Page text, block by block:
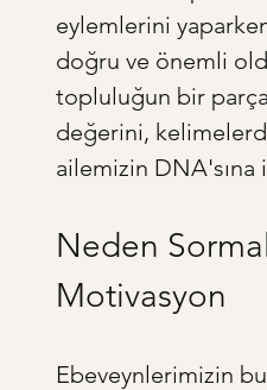
eylemlerini
doğru ve önemli
topluluğun bir
değerini,
ailemizin DNA'sına
Neden
Motivasyon
Ebeveynlerimizin